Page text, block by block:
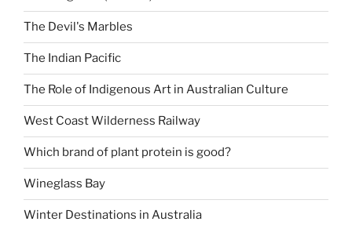
The Devil's Marbles
The Indian Pacific
The Role of Indigenous Art in Australian Culture
West Coast Wilderness Railway
Which brand of plant protein is good?
Wineglass Bay
Winter Destinations in Australia